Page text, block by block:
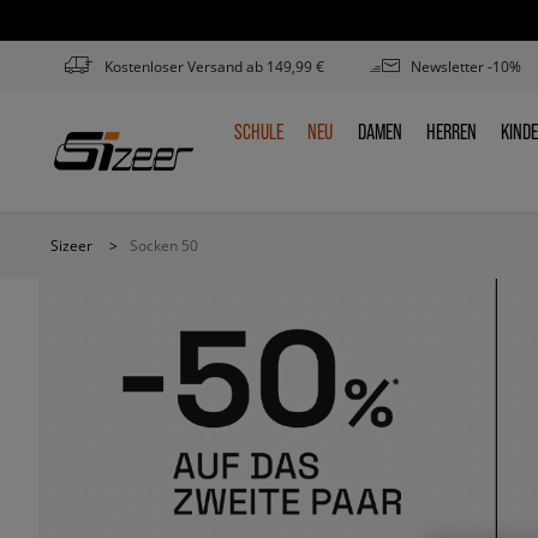
Kostenloser Versand ab 149,99 € Newsletter -10%
SCHULE
SCHULE NEU
NEU DAMEN
DAMEN HERREN
HERREN
Sizeer > Socken 50